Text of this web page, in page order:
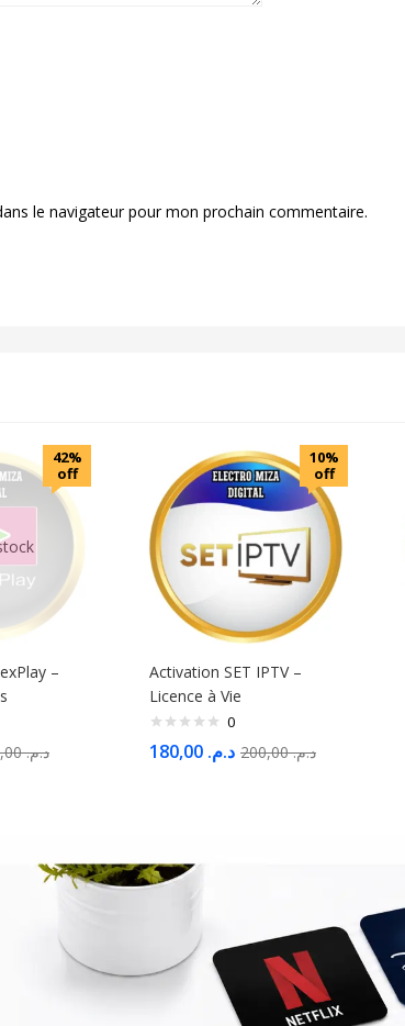
le navigateur pour mon prochain commentaire.
42%
off
–
د.م.120,00
10%
off
Activation SET IPTV –
Licence à Vie
0
د.م. د.م.200,00